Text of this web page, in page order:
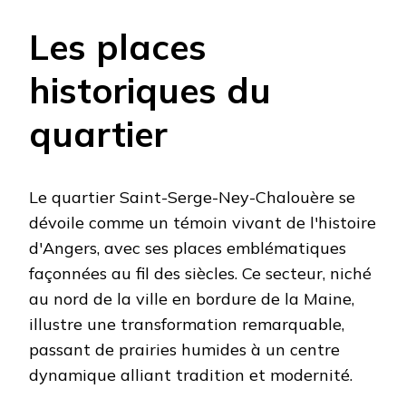
Les places
historiques du
quartier
Le quartier Saint-Serge-Ney-Chalouère se
dévoile comme un témoin vivant de l'histoire
d'Angers, avec ses places emblématiques
façonnées au fil des siècles. Ce secteur, niché
au nord de la ville en bordure de la Maine,
illustre une transformation remarquable,
passant de prairies humides à un centre
dynamique alliant tradition et modernité.